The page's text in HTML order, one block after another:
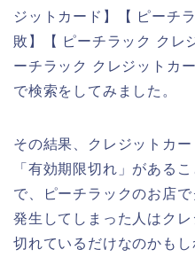
ジットカード】【 ピーチ
敗】【 ピーチラック ク
ーチラック クレジットカ
で検索をしてみました。
その結果、クレジットカ
「有効期限切れ」がある
で、ピーチラックのお店
発生してしまった人はク
切れているだけなのかもし